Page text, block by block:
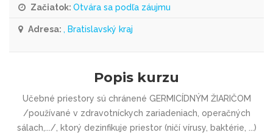
Začiatok: Otvára sa podľa záujmu
Adresa: , Bratislavský kraj
Popis kurzu
Učebné priestory sú chránené GERMICÍDNÝM ŽIARIČOM
/používané v zdravotníckych zariadeniach, operačných
sálach,.../, ktorý dezinfikuje priestor (ničí vírusy, baktérie, ...)